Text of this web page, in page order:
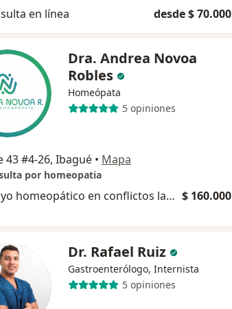
en línea desde $ 70.000
Dra. Andrea Novoa
Robles
Homeópata
5 opiniones
43 #4-26, Ibagué • Mapa
por homeopatia
Apoyo homeopático en conflictos laborales, familiares y sociales $ 160.000
Dr. Rafael Ruiz
Gastroenterólogo, Internista
5 opiniones